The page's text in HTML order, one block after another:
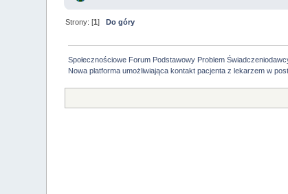
Strony: [1]Do góry
Społecznościowe Forum Podstawowy Problem
Nowa platforma umożliwiająca kontakt pacjenta z lekarzem w